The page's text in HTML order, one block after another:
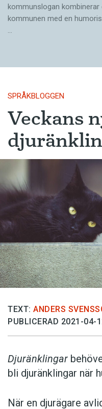
kommunslogan
kommunen med en
…
SPRÅKBLOGGEN
Veckans
TEXT: ANDERS
PUBLICERAD 2021-04-
Djuränklingar
bli djuränklingar när
När en djurägare